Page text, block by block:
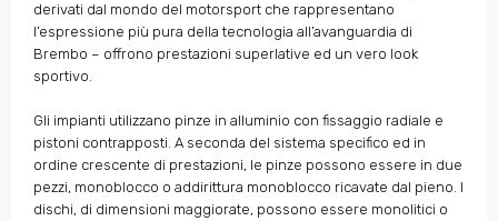
derivati dal mondo del motorsport che rappresentano
l’espressione più pura della tecnologia all’avanguardia di
Brembo – offrono prestazioni superlative ed un vero look
sportivo.
Gli impianti utilizzano pinze in alluminio con fissaggio radiale e
pistoni contrapposti. A seconda del sistema specifico ed in
ordine crescente di prestazioni, le pinze possono essere in due
pezzi, monoblocco o addirittura monoblocco ricavate dal pieno. I
dischi, di dimensioni maggiorate, possono essere monolitici o